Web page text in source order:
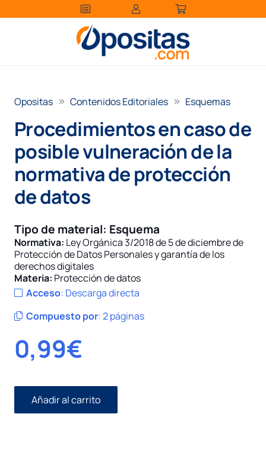
Opositas Contenidos Editoriales Esquemas
Procedimientos en caso de
posible vulneración de la
normativa de protección
de datos
Tipo de material: Esquema
Normativa: Ley Orgánica 3/2018 de 5 de diciembre de
Protección de Datos Personales y garantía de los
derechos digitales
Materia: Protección de datos
Acceso: Descarga directa
Compuesto por:2 páginas
0,99€
Procedimientos
en
Añadir al carrito